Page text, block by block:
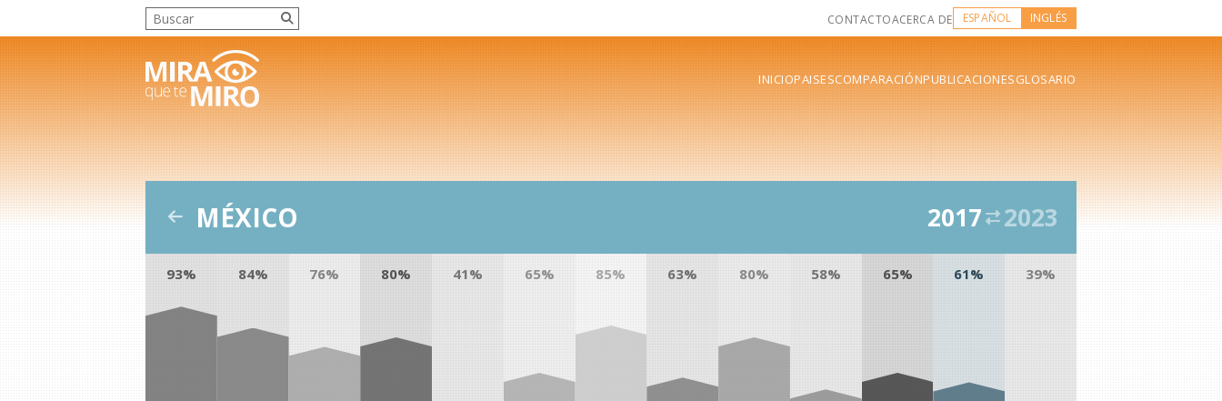
CONTACTOACERCA DE ESPAÑOL INGLÉS
INICIOPAISESCOMPARACIÓNPUBLICACIONESGLOSARIO
MÉXICO 2017 2023
93% 84% 76% 80% 41% 65% 85% 63% 80% 58% 65% 61% 39%